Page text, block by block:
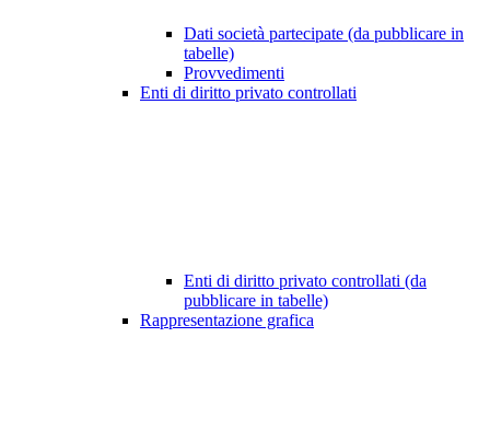
Dati società partecipate (da pubblicare in
tabelle)
Provvedimenti
Enti di diritto privato controllati
Enti di diritto privato controllati (da
pubblicare in tabelle)
Rappresentazione grafica